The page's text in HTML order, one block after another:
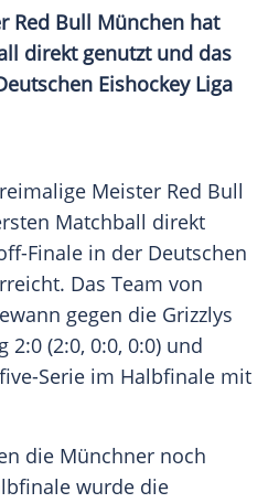
Red Bull München hat
direkt genutzt und das
Eishockey Liga
Meister Red Bull
Matchball direkt
Finale in der Deutschen
Das Team von
gegen die Grizzlys
2:0 (2:0, 0:0, 0:0) und
Serie im Halbfinale mit
die Münchner noch
wurde die